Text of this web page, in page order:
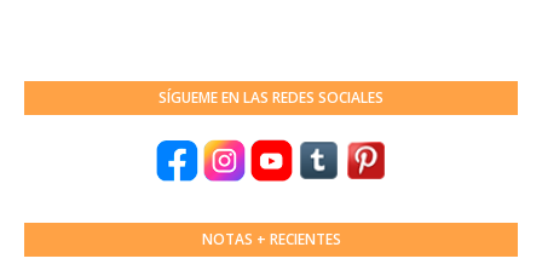
SÍGUEME EN LAS REDES SOCIALES
NOTAS + RECIENTES